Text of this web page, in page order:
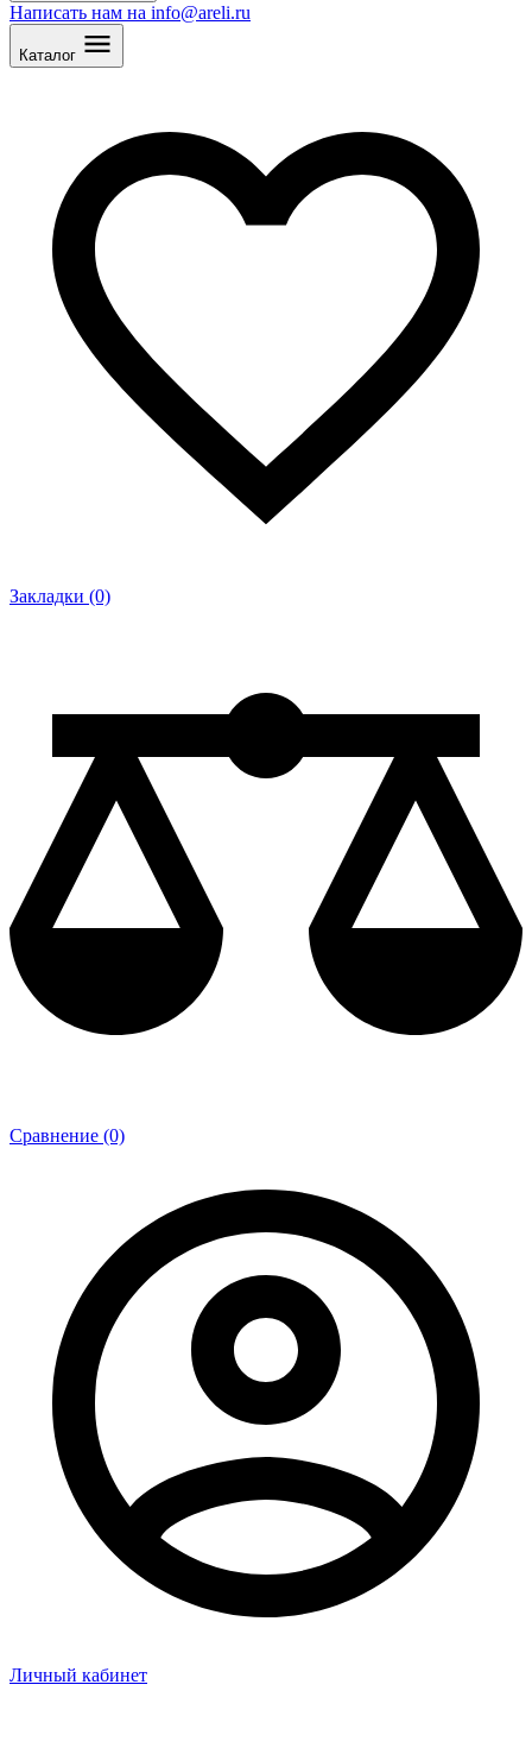
Написать нам на info@areli.ru
Каталог
Закладки (0)
Сравнение (0)
Личный кабинет